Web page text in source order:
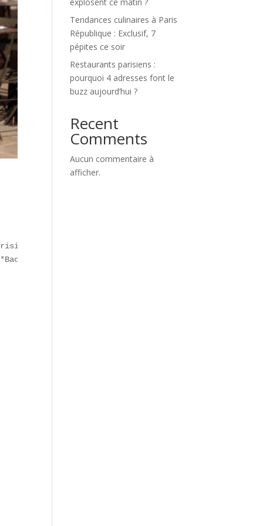
Au cœur du **11ᵉ arrondissement**, elle
**Bao Family**, **Tarántula** et **Prévelle**.
Tendances culinaires à Paris
République : Exclusif, 7
pépites ce soir
Restaurants parisiens :
pourquoi 4 adresses font le
buzz aujourd’hui ?
Recent
Comments
Aucun commentaire à
afficher.